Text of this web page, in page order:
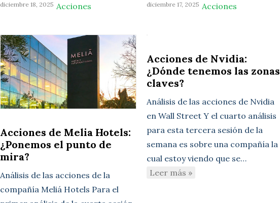
diciembre 18, 2025 Acciones
Acciones de Melia Hotels:
¿Ponemos el punto de
mira?
Análisis de las acciones de la
compañía Meliá Hotels Para el
diciembre 17, 2025 Acciones
Acciones de Nvidia:
¿Dónde tenemos las zonas
claves?
Análisis de las acciones de Nvidia
en Wall Street Y el cuarto análisis
para esta tercera sesión de la
semana es sobre una compañía la
cual estoy viendo que se…
Leer más »